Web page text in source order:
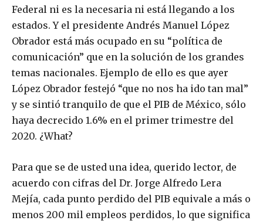
Federal ni es la necesaria ni está llegando a los
estados. Y el presidente Andrés Manuel López
Obrador está más ocupado en su “política de
comunicación” que en la solución de los grandes
temas nacionales. Ejemplo de ello es que ayer
López Obrador festejó “que no nos ha ido tan mal”
y se sintió tranquilo de que el PIB de México, sólo
haya decrecido 1.6% en el primer trimestre del
2020. ¿What?
Para que se de usted una idea, querido lector, de
acuerdo con cifras del Dr. Jorge Alfredo Lera
Mejía, cada punto perdido del PIB equivale a más o
menos 200 mil empleos perdidos, lo que significa